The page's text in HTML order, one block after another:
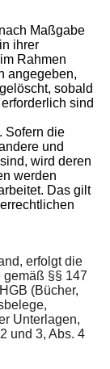
Maßgabe
ihrer
Rahmen
angegeben,
sobald
sind
Sofern die
und
wird deren
werden
Das gilt
erfolgt die
gemäß §§ 147
(Bücher,
Unterlagen,
und 3, Abs. 4